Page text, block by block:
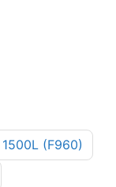
1500L (F960)